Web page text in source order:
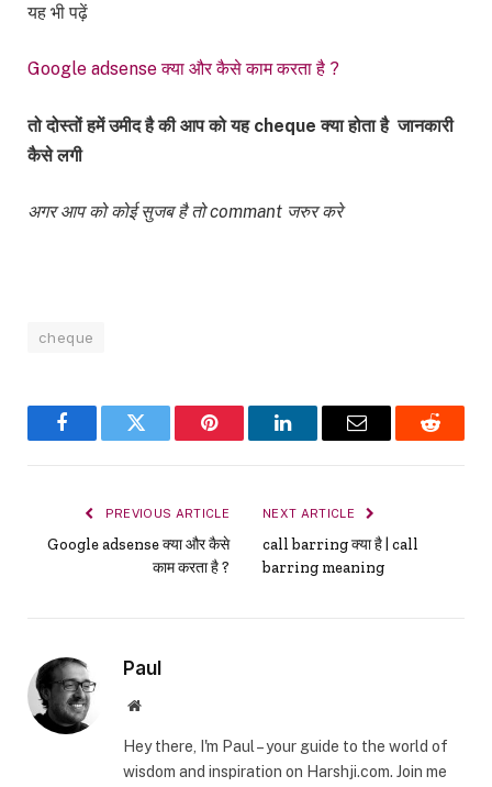
यह भी पढ़ें
Google adsense क्या और कैसे काम करता है ?
तो दोस्तों हमें उमीद है की आप को यह cheque क्या होता है जानकारी
कैसे लगी
अगर आप को कोई सुजब है तो commant जरुर करे
cheque
FacebookTwitter Pinterest LinkedInEmail Reddit
PREVIOUS ARTICLE
Google adsense क्या और कैसे
काम करता है ?
NEXT ARTICLE
call barring क्या है | call
barring meaning
Paul
Website
Hey there, I'm Paul – your guide to the world of
wisdom and inspiration on Harshji.com. Join me